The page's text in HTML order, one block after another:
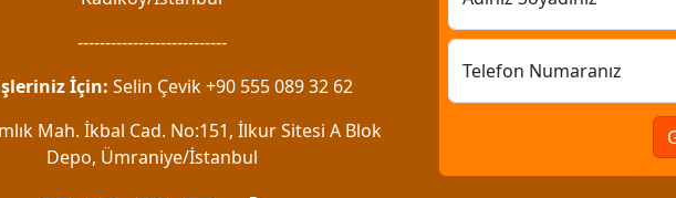
---------------------------
İçin: Selin Çevik +90 555 089 32 62
Mah. İkbal Cad. No:151, İlkur Sitesi A Blok
Depo, Ümraniye/İstanbul
Telefon Numaranız